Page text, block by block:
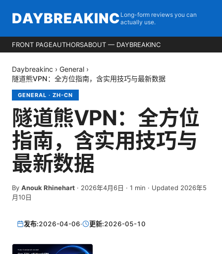
DAYBREAKINC Long-form reviews you can
actually use.
FRONT PAGEAUTHORSABOUT — DAYBREAKINC
Daybreakinc › General ›
隧道熊VPN：全方位指南，含实用技巧与最新数据
GENERAL · ZH-CN
隧道熊VPN：全方位
指南，含实用技巧与
最新数据
By Anouk Rhinehart · 2026年4月6日 · 1 min · Updated 2026年5
月10日
发布:2026-04-06· 更新:2026-05-10